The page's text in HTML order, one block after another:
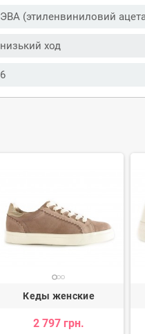
ЭВА (этиленвиниловий
низький ход
6
Кеды женские
2 797 грн.